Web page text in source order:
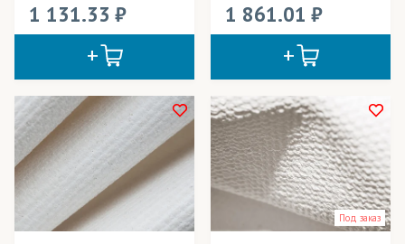
1 131.33 1 861.01
Под заказ